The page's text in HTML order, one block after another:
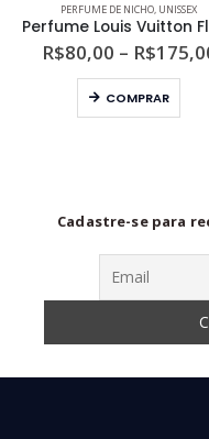
PERFUME DE NICHO, UNISSEX
R$80,00 – R$
COMPRAR
Este produto tem várias variantes. As opções podem
Cadastre-se para